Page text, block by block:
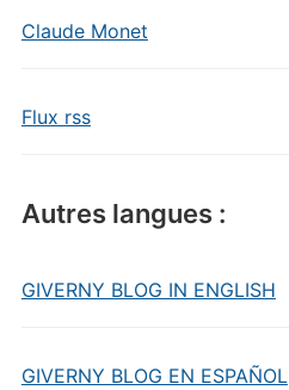
Claude Monet
Flux rss
Autres langues :
GIVERNY BLOG IN ENGLISH
GIVERNY BLOG EN ESPAÑOL